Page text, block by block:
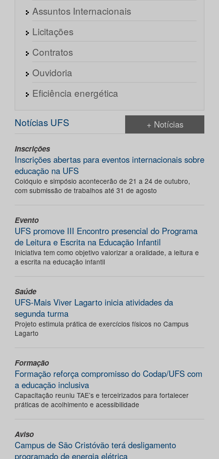
Assuntos Internacionais
Licitações
Contratos
Ouvidoria
Eficiência energética
Notícias UFS + Notícias
Inscrições
Inscrições abertas para eventos internacionais sobre
educação na UFS
Colóquio e simpósio acontecerão de 21 a 24 de outubro,
com submissão de trabalhos até 31 de agosto
Evento
UFS promove III Encontro presencial do Programa
de Leitura e Escrita na Educação Infantil
Iniciativa tem como objetivo valorizar a oralidade, a leitura e
a escrita na educação infantil
Saúde
UFS-Mais Viver Lagarto inicia atividades da
segunda turma
Projeto estimula prática de exercícios físicos no Campus
Lagarto
Formação
Formação reforça compromisso do Codap/UFS com
a educação inclusiva
Capacitação reuniu TAE’s e terceirizados para fortalecer
práticas de acolhimento e acessibilidade
Aviso
Campus de São Cristóvão terá desligamento
programado de energia elétrica